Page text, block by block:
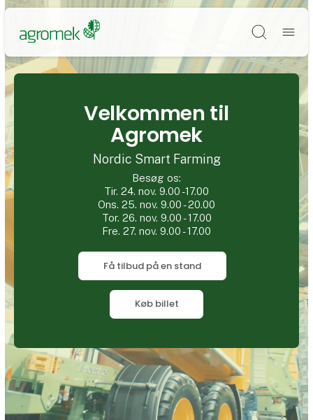
Søg
Velkommen til
Agromek
Nordic Smart Farming
Besøg os:
Tir. 24. nov. 9.00 -17.00
Ons. 25. nov. 9.00 - 20.00
Tor. 26. nov. 9.00 - 17.00
Fre. 27. nov. 9.00 - 17.00
Få tilbud på en stand
Køb billet